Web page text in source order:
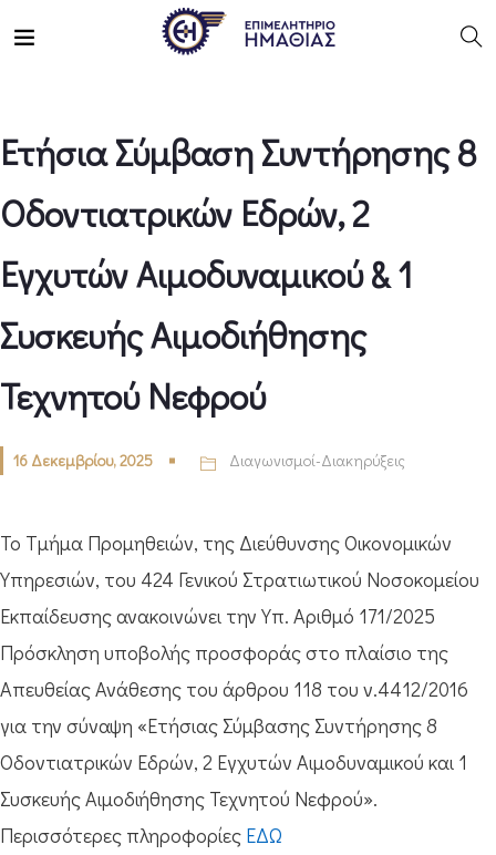
Ετήσια Σύμβαση Συντήρησης 8
Οδοντιατρικών Εδρών, 2
Εγχυτών Αιμοδυναμικού & 1
Συσκευής Αιμοδιήθησης
Τεχνητού Νεφρού
16 Δεκεμβρίου, 2025 Διαγωνισμοί-Διακηρύξεις
Το Τμήμα Προμηθειών, της Διεύθυνσης Οικονομικών
Υπηρεσιών, του 424 Γενικού Στρατιωτικού Νοσοκομείου
Εκπαίδευσης ανακοινώνει την Υπ. Αριθμό 171/2025
Πρόσκληση υποβολής προσφοράς στο πλαίσιο της
Απευθείας Ανάθεσης του άρθρου 118 του ν.4412/2016
για την σύναψη «Ετήσιας Σύμβασης Συντήρησης 8
Οδοντιατρικών Εδρών, 2 Εγχυτών Αιμοδυναμικού και 1
Συσκευής Αιμοδιήθησης Τεχνητού Νεφρού».
Περισσότερες πληροφορίες ΕΔΩ